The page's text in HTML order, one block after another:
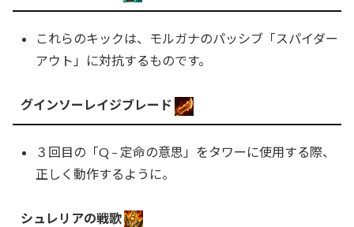
これらのキックは、モルガナのパッシブ「スパイダー
アウト」に対抗するものです。
グインソーレイジブレード
３回目の「Q – 定命の意思」をタワーに使用する際、
正しく動作するように。
シュレリアの戦歌